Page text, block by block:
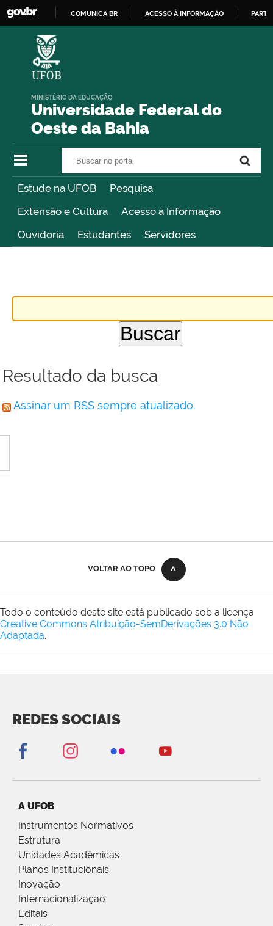
COMUNICA BR ACESSO À INFORMAÇÃO
Universidade Federal do
Oeste da Bahia
MINISTÉRIO DA EDUCAÇÃO
Estude na UFOB
Pesquisa
Extensão e Cultura
Acesso à Informação
Ouvidoria
Estudantes Servidores
Resultado da busca
Assinar um RSS sempre atualizado.
VOLTAR AO TOPO
Todo o conteúdo deste site está publicado sob a licença
Creative Commons Atribuição-SemDerivações 3.0 Não
Adaptada.
REDES SOCIAIS
A UFOB
Instrumentos Normativos
Estrutura
Unidades Acadêmicas
Planos Institucionais
Inovação
Internacionalização
Editais